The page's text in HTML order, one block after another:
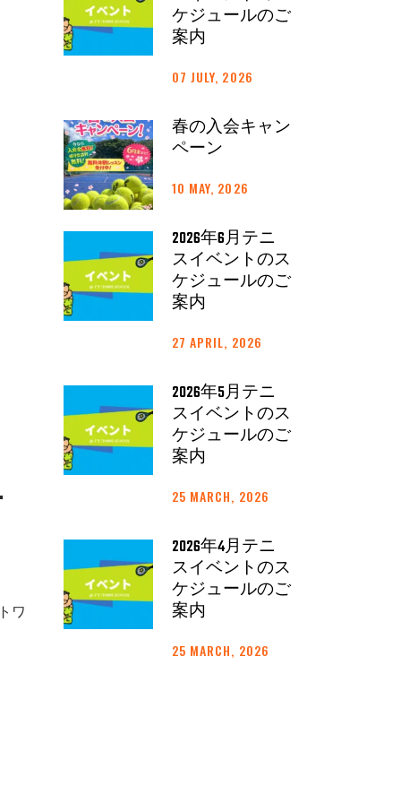
ワ
ケジュールのご
案内
07 JULY, 2026
春の入会キャン
ペーン
10 MAY, 2026
2026年6月テニ
スイベントのス
ケジュールのご
案内
27 APRIL, 2026
2026年5月テニ
スイベントのス
ケジュールのご
案内
25 MARCH, 2026
2026年4月テニ
スイベントのス
ケジュールのご
案内
25 MARCH, 2026